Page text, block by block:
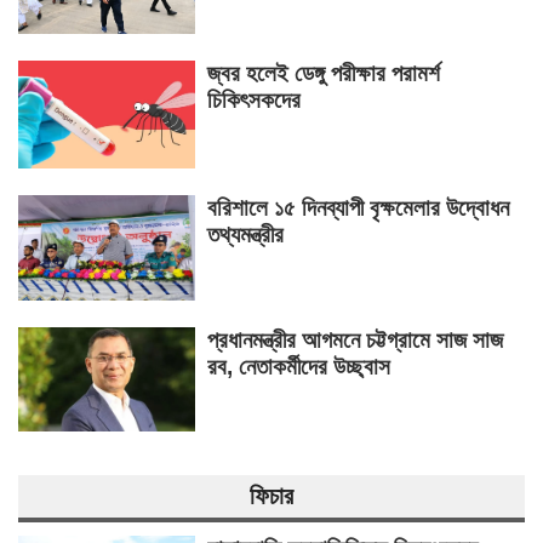
জ্বর হলেই ডেঙ্গু পরীক্ষার পরামর্শ
চিকিৎসকদের
বরিশালে ১৫ দিনব্যাপী বৃক্ষমেলার উদ্বোধন
তথ্যমন্ত্রীর
প্রধানমন্ত্রীর আগমনে চট্টগ্রামে সাজ সাজ
রব, নেতাকর্মীদের উচ্ছ্বাস
ফিচার